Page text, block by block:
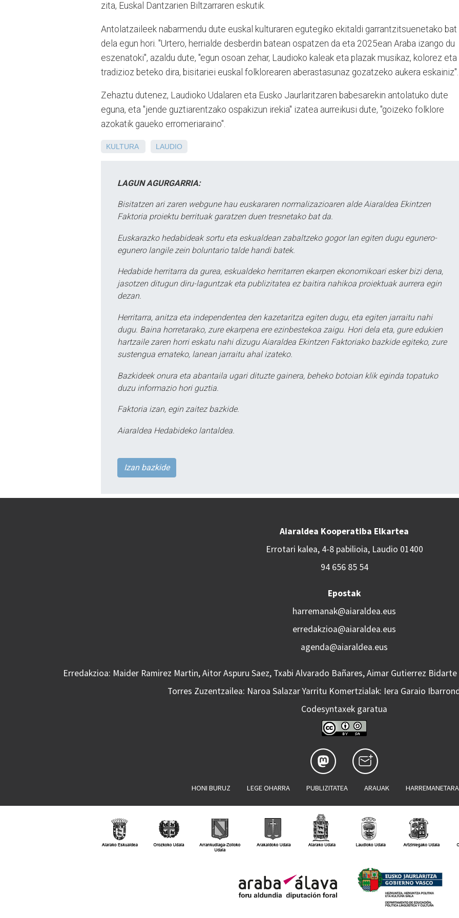
zita, Euskal Dantzarien Biltzarraren eskutik.
Antolatzaileek nabarmendu dute euskal kulturaren egutegiko ekitaldi garrantzitsuenetako bat
dela egun hori. "Urtero, herrialde desberdin batean ospatzen da eta 2025ean Araba izango du
eszenatoki", azaldu dute, "egun osoan zehar, Laudioko kaleak eta plazak musikaz, kolorez eta
tradizioz beteko dira, bisitariei euskal folklorearen aberastasunaz gozatzeko aukera eskainiz".
Zehaztu dutenez, Laudioko Udalaren eta Eusko Jaurlaritzaren babesarekin antolatuko dute
eguna, eta "jende guztiarentzako ospakizun irekia" izatea aurreikusi dute, "goizeko folklore
azokatik gaueko erromeriaraino".
KULTURA LAUDIO
LAGUN AGURGARRIA:
Bisitatzen ari zaren webgune hau euskararen normalizazioaren alde Aiaraldea Ekintzen
Faktoria proiektu berrituak garatzen duen tresnetako bat da.
Euskarazko hedabideak sortu eta eskualdean zabaltzeko gogor lan egiten dugu egunero-
egunero langile zein boluntario talde handi batek.
Hedabide herritarra da gurea, eskualdeko herritarren ekarpen ekonomikoari esker bizi dena,
jasotzen ditugun diru-laguntzak eta publizitatea ez baitira nahikoa proiektuak aurrera egin
dezan.
Herritarra, anitza eta independentea den kazetaritza egiten dugu, eta egiten jarraitu nahi
dugu. Baina horretarako, zure ekarpena ere ezinbestekoa zaigu. Hori dela eta, gure edukien
hartzaile zaren horri eskatu nahi dizugu Aiaraldea Ekintzen Faktoriako bazkide egiteko, zure
sustengua emateko, lanean jarraitu ahal izateko.
Bazkideek onura eta abantaila ugari dituzte gainera, beheko botoian klik eginda topatuko
duzu informazio hori guztia.
Faktoria izan, egin zaitez bazkide.
Aiaraldea Hedabideko lantaldea.
Izan bazkide
Aiaraldea Kooperatiba Elkartea
Errotari kalea, 4-8 pabilioia, Laudio 01400
94 656 85 54
Epostak
harremanak@aiaraldea.eus
erredakzioa@aiaraldea.eus
agenda@aiaraldea.eus
Erredakzioa: Maider Ramirez Martin, Aitor Aspuru Saez, Txabi Alvarado Bañares, Aimar Gutierrez
Torres Zuzentzailea: Naroa Salazar Yarritu Komertzialak: Iera Garaio
Codesyntaxek garatua
HONI BURUZ LEGE OHARRA PUBLIZITATEA ARAUAK